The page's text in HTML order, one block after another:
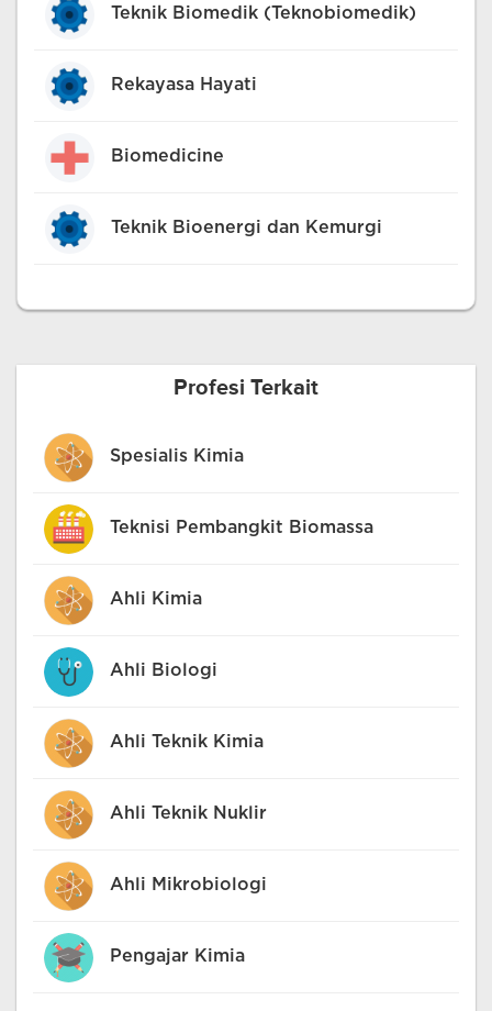
Teknik Biomedik (Teknobiomedik)
Rekayasa Hayati
Biomedicine
Teknik Bioenergi dan Kemurgi
Profesi Terkait
Spesialis Kimia
Teknisi Pembangkit Biomassa
Ahli Kimia
Ahli Biologi
Ahli Teknik Kimia
Ahli Teknik Nuklir
Ahli Mikrobiologi
Pengajar Kimia